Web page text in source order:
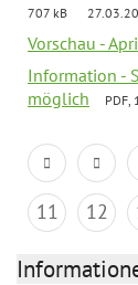
707 kB
Vorschau -
Information -
möglich
PDF,
11
12